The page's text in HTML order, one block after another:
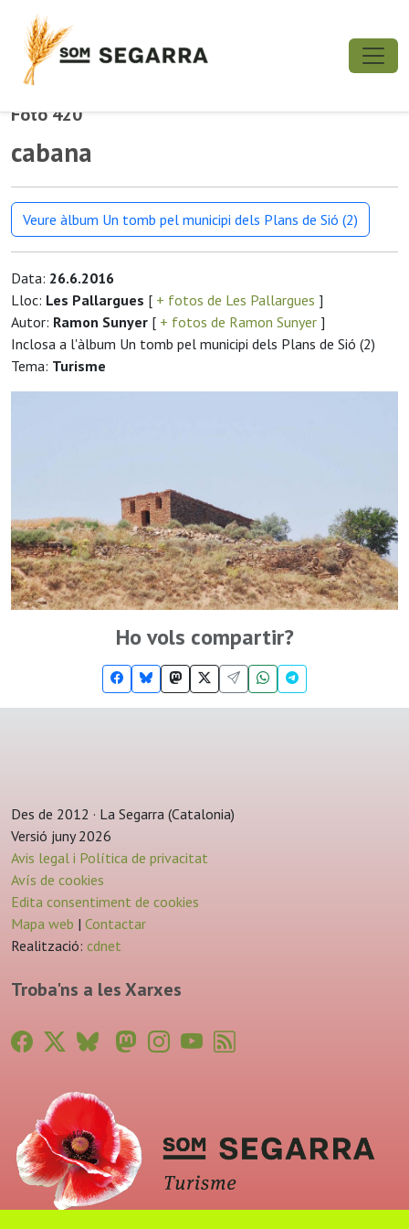
Foto 420
cabana
Veure àlbum Un tomb pel municipi dels Plans de Sió (2)
Data: 26.6.2016
Lloc: Les Pallargues [ + fotos de Les Pallargues ]
Autor: Ramon Sunyer [ + fotos de Ramon Sunyer ]
Inclosa a l'àlbum Un tomb pel municipi dels Plans de Sió (2)
Tema: Turisme
Ho vols compartir?
Des de 2012 · La Segarra (Catalonia)
Versió juny 2026
Avis legal i Política de privacitat
Avís de cookies
Edita consentiment de cookies
Mapa web | Contactar
Realització: cdnet
Troba'ns a les Xarxes